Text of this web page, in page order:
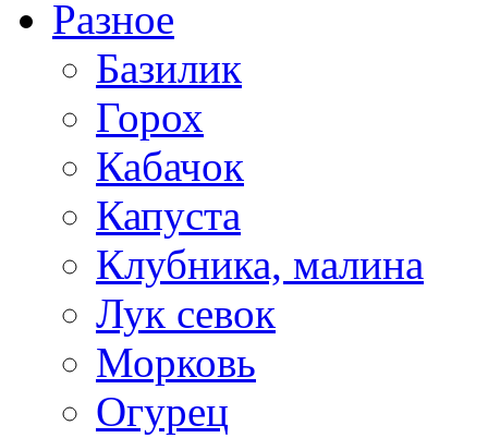
Разное
Базилик
Горох
Кабачок
Капуста
Клубника, малина
Лук севок
Морковь
Огурец